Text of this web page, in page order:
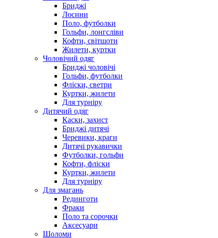
Бриджі
Лосини
Поло, футболки
Гольфи, лонгсліви
Кофти, світшоти
Жилети, куртки
Чоловічий одяг
Бриджі чоловічі
Гольфи, футболки
Фліски, светри
Куртки, жилети
Для турніру
Дитячий одяг
Каски, захист
Бриджі дитячі
Черевики, краги
Дитячі рукавички
Футболки, гольфи
Кофти, фліски
Куртки, жилети
Для турніру
Для змагань
Рединготи
Фраки
Поло та сорочки
Аксесуари
Шоломи